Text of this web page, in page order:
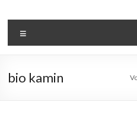
au
contenu
système
automatique
de
bio kamin